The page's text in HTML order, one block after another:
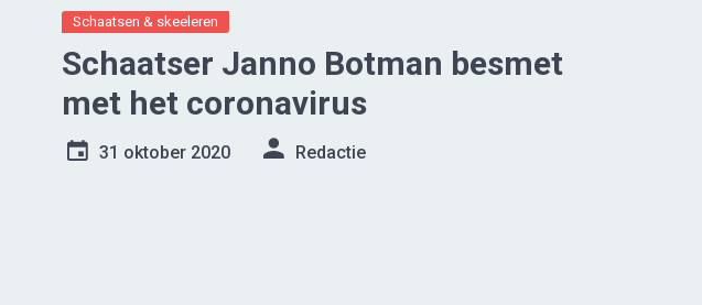
Schaatsen & skeeleren
Schaatser Janno Botman besmet
met het coronavirus
31 oktober 2020 Redactie